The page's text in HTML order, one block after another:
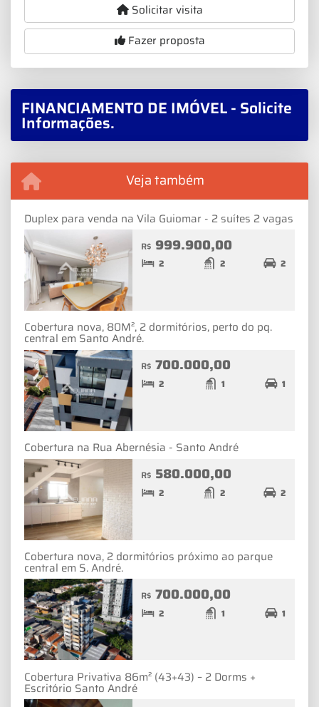
Solicitar visita
Fazer proposta
FINANCIAMENTO DE IMÓVEL - Solicite
Informações.
Veja também
Duplex para venda na Vila Guiomar - 2 suítes 2 vagas
R$ 999.900,00
2 2 2
Cobertura nova, 80M², 2 dormitórios, perto do pq.
central em Santo André.
R$ 700.000,00
2 1 1
Cobertura na Rua Abernésia - Santo André
R$ 580.000,00
2 2 2
Cobertura nova, 2 dormitórios próximo ao parque
central em S. André.
R$ 700.000,00
2 1 1
Cobertura Privativa 86m² (43+43) – 2 Dorms +
Escritório Santo André